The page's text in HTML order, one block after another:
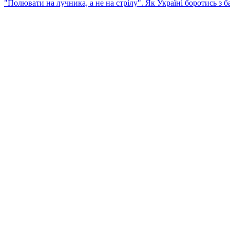
"Полювати на лучника, а не на стрілу". Як Україні боротись з